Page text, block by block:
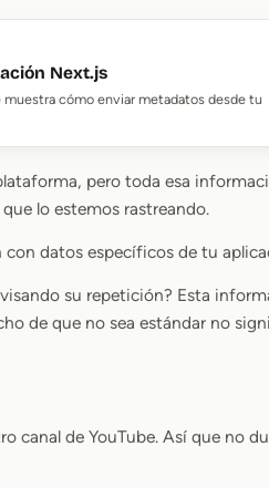
con
Next.js
cómo enviar metadatos desde tu
pero toda esa
lo estemos rastreando.
con datos específicos de tu
su repetición? Esta
de que no sea estándar no
canal de YouTube. Así que no